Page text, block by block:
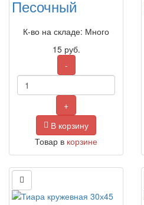
Песочный
К-во на складе: Много
15 руб.
-
+
В корзину
Товар в корзине